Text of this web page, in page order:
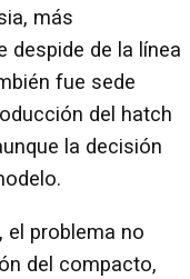
más
despide de la línea
fue sede
del hatch
la decisión
problema no
del compacto,